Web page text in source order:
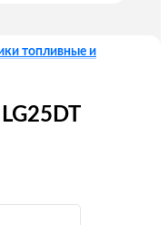
топливные и